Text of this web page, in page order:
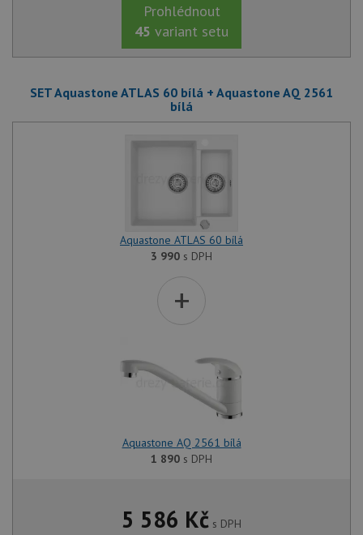
Prohlédnout
45 variant setu
SET Aquastone ATLAS 60 bílá + Aquastone AQ 2561
bílá
Aquastone ATLAS 60 bílá
3 990 s DPH
+
Aquastone AQ 2561 bílá
1 890 s DPH
5 586 Kč s DPH